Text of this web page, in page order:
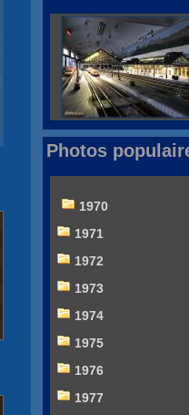
Photos
1970
1971
1972
1973
1974
1975
1976
1977